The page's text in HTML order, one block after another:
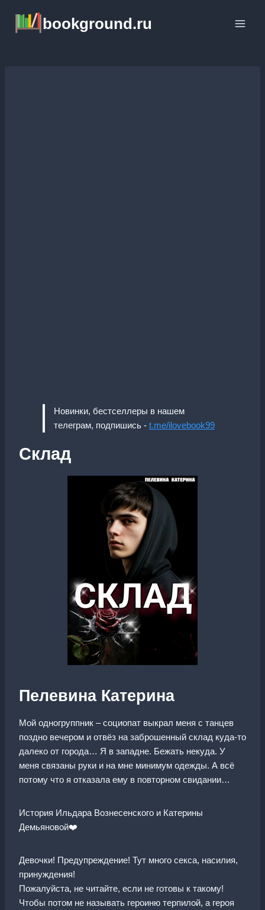
содержимому
bookground.ru
Новинки, бестселлеры в нашем
телеграм, подпишись - t.me/ilovebook99
Склад
Пелевина Катерина
Мой одногруппник – социопат выкрал меня с танцев
поздно вечером и отвёз на заброшенный склад куда-то
далеко от города… Я в западне. Бежать некуда. У
меня связаны руки и на мне минимум одежды. А всё
потому что я отказала ему в повторном свидании…
История Ильдара Вознесенского и Катерины
Демьяновой‍❤️‍
Девочки! Предупреждение! Тут много секса, насилия,
принуждения!
Пожалуйста, не читайте, если не готовы к такому!
Чтобы потом не называть героиню терпилой, а героя